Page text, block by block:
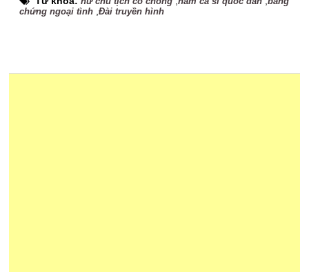
chứng ngoại tình ,Đài truyền hình